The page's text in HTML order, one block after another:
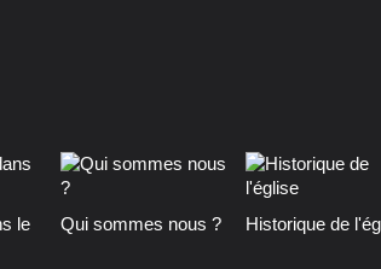
le
Qui sommes nous ? Historique de